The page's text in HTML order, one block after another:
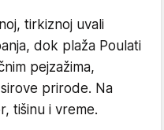
tirkiznoj uvali
dok plaža Poulati
pejzažima,
prirode. Na
tišinu i vreme.